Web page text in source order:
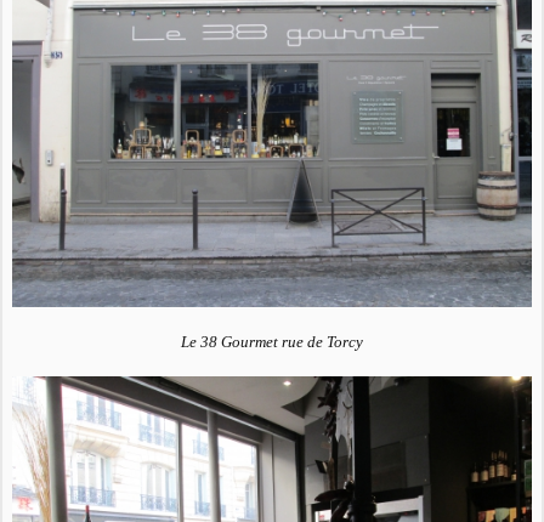
Le 38 Gourmet rue de Torcy